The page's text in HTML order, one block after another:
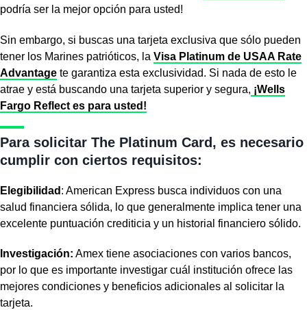
podría ser la mejor opción para usted!
Sin embargo, si buscas una tarjeta exclusiva que sólo pueden
tener los Marines patrióticos, la Visa Platinum de USAA Rate
Advantage te garantiza esta exclusividad. Si nada de esto le
atrae y está buscando una tarjeta superior y segura, ¡Wells
Fargo Reflect es para usted!
Para solicitar The Platinum Card, es necesario
cumplir con ciertos requisitos:
Elegibilidad : American Express busca individuos con una
salud financiera sólida, lo que generalmente implica tener una
excelente puntuación crediticia y un historial financiero sólido.
Investigación: Amex tiene asociaciones con varios bancos,
por lo que es importante investigar cuál institución ofrece las
mejores condiciones y beneficios adicionales al solicitar la
tarjeta.